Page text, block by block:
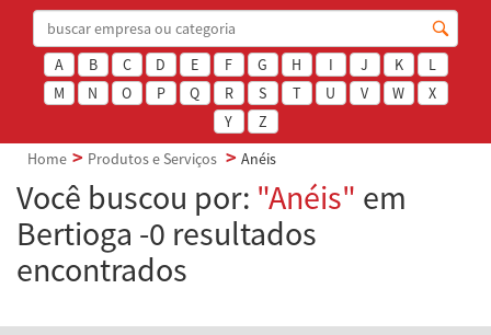
A B C D E F G H I J K
L
M
N O P Q R S T U V W
X
Y
Z
Home
Produtos e Serviços Anéis
Você buscou por: "Anéis" em
Bertioga -0 resultados
encontrados